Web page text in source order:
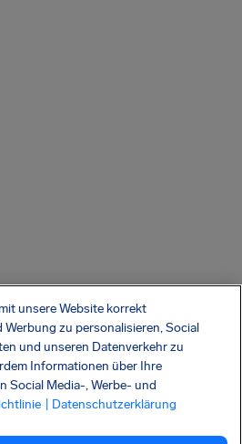
unsere Website korrekt
zu personalisieren, Social
und unseren Datenverkehr zu
Informationen über Ihre
Social Media-, Werbe- und
| Datenschutzerklärung